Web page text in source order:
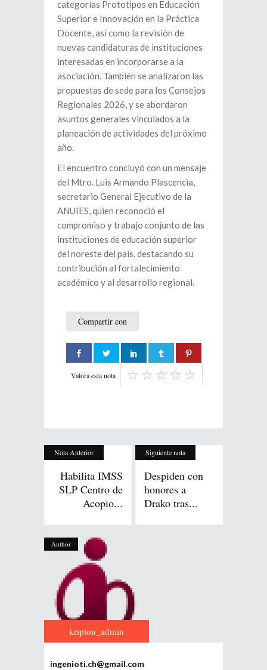
categorías Prototipos en Educación
Superior e Innovación en la Práctica
Docente, así como la revisión de
nuevas candidaturas de instituciones
interesadas en incorporarse a la
asociación. También se analizaron las
propuestas de sede para los Consejos
Regionales 2026, y se abordaron
asuntos generales vinculados a la
planeación de actividades del próximo
año.
El encuentro concluyó con un mensaje
del Mtro. Luis Armando Plascencia,
secretario General Ejecutivo de la
ANUIES, quien reconoció el
compromiso y trabajo conjunto de las
instituciones de educación superior
del noreste del país, destacando su
contribución al fortalecimiento
académico y al desarrollo regional.
Compartir con
Valora esta nota
Nota Anterior
Habilita IMSS
SLP Centro de
Acopio...
Siguiente nota
Despiden con
honores a
Drako tras...
Author
kripton_admin
ingenioti.ch@gmail.com